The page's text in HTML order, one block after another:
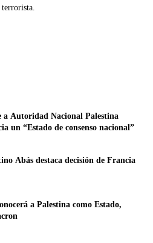
a Autoridad Nacional Palestina
un “Estado de consenso nacional”
Abás destaca decisión de Francia
a Palestina como Estado,